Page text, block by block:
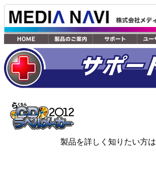
製品を詳しく知りたい方は